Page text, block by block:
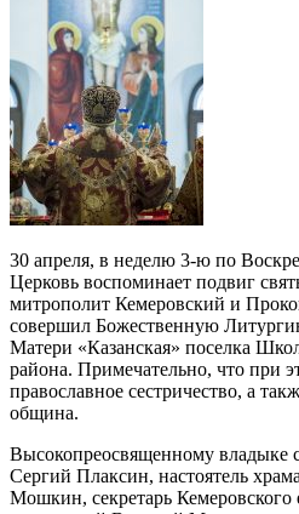
30 апреля, в неделю 3-ю по
Церковь воспоминает подвиг
митрополит Кемеровский и
совершил Божественную
Матери «Казанская» поселка
района. Примечательно, что при
православное сестричество, а
община.
Высокопреосвященному владыке
Сергий Плаксин, настоятель
Мошкин, секретарь Кемеровского